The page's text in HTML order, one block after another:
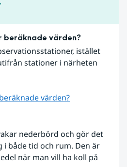
beräknade värden?
istället
stationer i närheten
värden?
nederbörd och gör det
i både tid och rum. Den är
när man vill ha koll på